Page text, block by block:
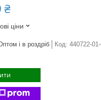
₴
ціни
і в роздріб Код: 440722-